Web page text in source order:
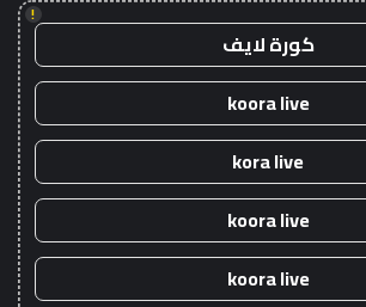
!
كورة لايف
koora live
kora live
koora live
koora live